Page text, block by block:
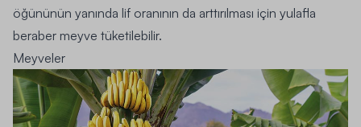
öğününün yanında lif oranının da arttırılması için yulafla
beraber meyve tüketilebilir.
Meyveler